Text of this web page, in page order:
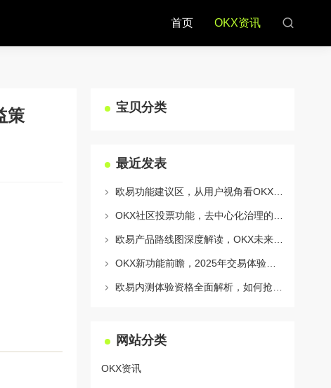
首页 OKX资讯
策
宝贝分类
最近发表
网站分类
OKX资讯